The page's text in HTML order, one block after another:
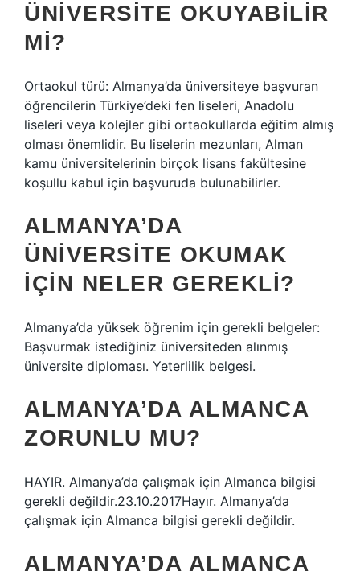
ÜNIVERSITE OKUYABILIR
MI?
Ortaokul türü: Almanya’da üniversiteye başvuran
öğrencilerin Türkiye’deki fen liseleri, Anadolu
liseleri veya kolejler gibi ortaokullarda eğitim almış
olması önemlidir. Bu liselerin mezunları, Alman
kamu üniversitelerinin birçok lisans fakültesine
koşullu kabul için başvuruda bulunabilirler.
ALMANYA’DA
ÜNIVERSITE OKUMAK
IÇIN NELER GEREKLI?
Almanya’da yüksek öğrenim için gerekli belgeler:
Başvurmak istediğiniz üniversiteden alınmış
üniversite diploması. Yeterlilik belgesi.
ALMANYA’DA ALMANCA
ZORUNLU MU?
HAYIR. Almanya’da çalışmak için Almanca bilgisi
gerekli değildir.23.10.2017Hayır. Almanya’da
çalışmak için Almanca bilgisi gerekli değildir.
ALMANYA’DA ALMANCA